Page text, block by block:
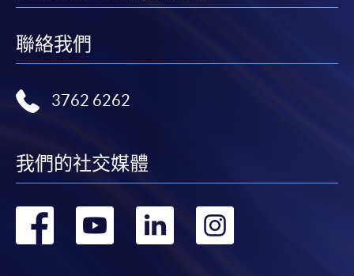
聯絡我們
3762 6262
我們的社交媒體
轉
轉
轉